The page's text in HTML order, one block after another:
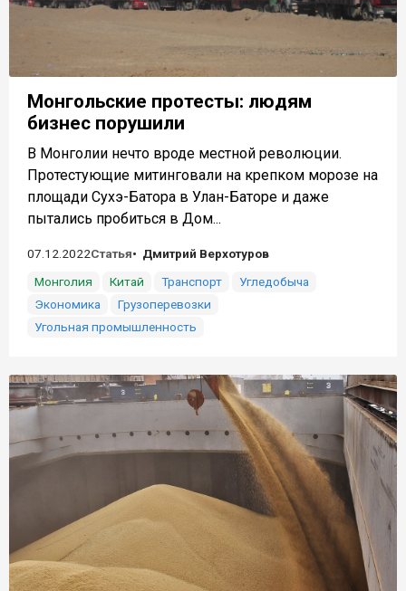
Монгольские протесты: людям
бизнес порушили
В Монголии нечто вроде местной революции.
Протестующие митинговали на крепком морозе на
площади Сухэ-Батора в Улан-Баторе и даже
пытались пробиться в Дом...
07.12.2022Статья
Дмитрий Верхотуров
Монголия
Китай Транспорт
Угледобыча
Экономика
Грузоперевозки
Угольная промышленность